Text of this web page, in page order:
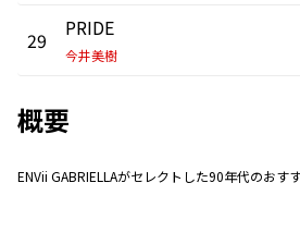
29 PRIDE
今井美樹
概要
ENVii GABRIELLAがセレクトした90年代のおす